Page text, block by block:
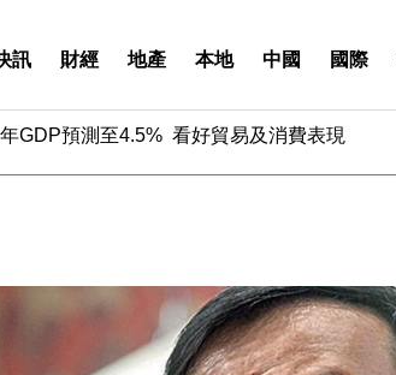
訊 財經 地產 本地 中國 國際
GDP預測至4.5% 看好貿易及消費表現
要求交「保證金」 43歲女子損失近6900萬元
後回穩 全周仍升近2%
市撐日圓 4月單日斥6.28萬億日圓干預創新高
事快結束 承認部分彈藥庫存緊張
出手 斥4億美元押注未上市公司